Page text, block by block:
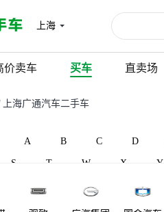
上海
价卖车 买车 直卖场
上海广通汽车二手车
A B C D
S T W X Y